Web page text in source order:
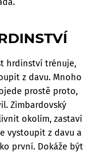
hrdinství trénuje,
z davu. Mnoho
prostě proto,
Zimbardovský
okolím, zastaví
vystoupit z davu a
první. Dokáže být